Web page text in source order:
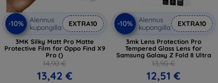
-10%
Alennus
kupongilla
EXTRA10
3MK Silky Matt Pro Matte
Protective Film for Oppo Find X9
Pro ()
14,90 €
13,42 €
-10%
Alennus
kupongilla
EXTRA10
3mk Lens Protection Pro
Tempered Glass Lens for
Samsung Galaxy Z Fold 8 Ultra
13,90 €
12,51 €